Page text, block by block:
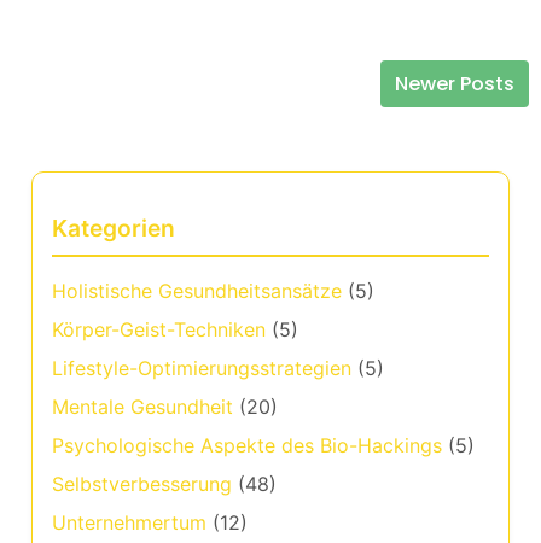
Newer Posts
Kategorien
Holistische Gesundheitsansätze (5)
Körper-Geist-Techniken (5)
Lifestyle-Optimierungsstrategien (5)
Mentale Gesundheit (20)
Psychologische Aspekte des Bio-Hackings (5)
Selbstverbesserung (48)
Unternehmertum (12)